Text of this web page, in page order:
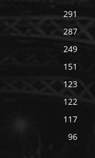
291
287
249
151
123
122
117
96